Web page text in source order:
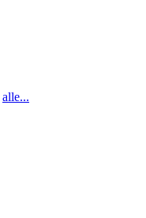
alle...